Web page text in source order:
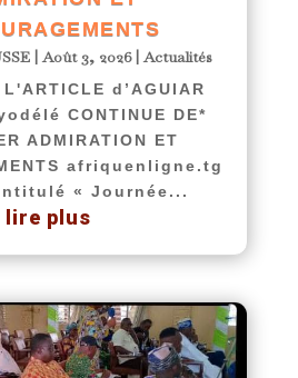
|Août 3, 2026|Actualités
d’AGUIAR
CONTINUE DE*
ADMIRATION ET
afriquenligne.tg
« Journée...
lire plus